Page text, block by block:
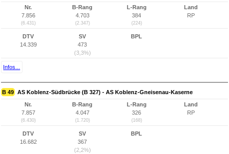
Nr.
7.856
(6.431)
B-Rang
4.703
(2.347)
L-Rang
384
(224)
Land
RP
DTV
14.339
SV
473
(3,3%)
BPL
Infos...
B 49 AS Koblenz-Südbrücke (B 327) - AS Koblenz-Gneisenau-Kaserne
Nr.
7.857
(6.430)
B-Rang
4.047
(1.720)
L-Rang
326
(168)
Land
RP
DTV
16.682
SV
367
(2,2%)
BPL